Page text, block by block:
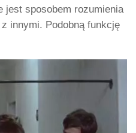
jest sposobem rozumienia
innymi. Podobną funkcję